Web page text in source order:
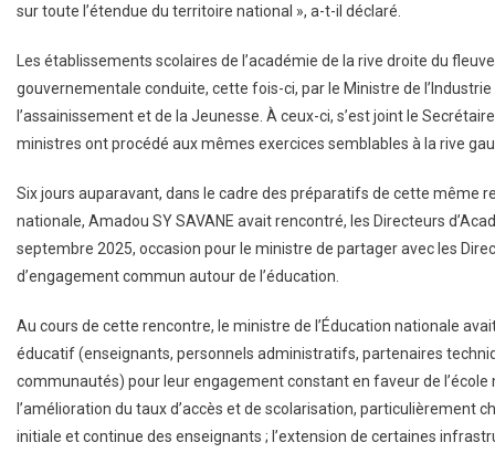
sur toute l’étendue du territoire national », a-t-il déclaré.
Les établissements scolaires de l’académie de la rive droite du
gouvernementale conduite, cette fois-ci, par le Ministre de
l’assainissement et de la Jeunesse. À ceux-ci, s’est joint le
ministres ont procédé aux mêmes exercices semblables à la rive
Six jours auparavant, dans le cadre des préparatifs de cette même
nationale, Amadou SY SAVANE avait rencontré, les Directeurs
septembre 2025, occasion pour le ministre de partager avec les
d’engagement commun autour de l’éducation.
Au cours de cette rencontre, le ministre de l’Éducation nationale
éducatif (enseignants, personnels administratifs, partenaires
communautés) pour leur engagement constant en faveur de
l’amélioration du taux d’accès et de scolarisation,
initiale et continue des enseignants ; l’extension de certaines